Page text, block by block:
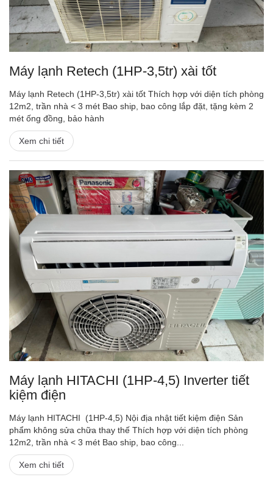
Máy lạnh Retech (1HP-3,5tr) xài tốt
Máy lạnh Retech (1HP-3,5tr) xài tốt Thích hợp với diện tích phòng
12m2, trần nhà < 3 mét Bao ship, bao công lắp đặt, tặng kèm 2
mét ống đồng, bảo hành
Xem chi tiết
Máy lạnh HITACHI (1HP-4,5) Inverter tiết
kiệm điện
Máy lạnh HITACHI (1HP-4,5) Nội địa nhật tiết kiệm điện Sản
phẩm không sửa chữa thay thế Thích hợp với diện tích phòng
12m2, trần nhà < 3 mét Bao ship, bao công...
Xem chi tiết